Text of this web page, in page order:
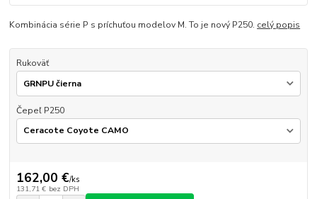
Kombinácia série P s príchuťou modelov M. To je nový P250. celý popis
Rukoväť
Čepeľ P250
162,00 €/ks
131,71 € bez DPH